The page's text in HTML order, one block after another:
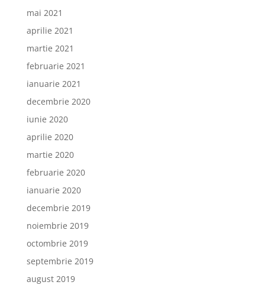
mai 2021
aprilie 2021
martie 2021
februarie 2021
ianuarie 2021
decembrie 2020
iunie 2020
aprilie 2020
martie 2020
februarie 2020
ianuarie 2020
decembrie 2019
noiembrie 2019
octombrie 2019
septembrie 2019
august 2019